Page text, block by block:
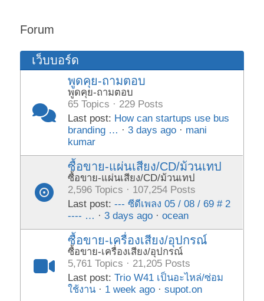
Forum
เว็บบอร์ด
พูดคุย-ถามตอบ
พูดคุย-ถามตอบ
65 Topics · 229 Posts
Last post: How can startups use bus
branding … ·3 days ago · mani
kumar
ซื้อขาย-แผ่นเสียง/CD/ม้วนเทป
ซื้อขาย-แผ่นเสียง/CD/ม้วนเทป
2,596 Topics · 107,254 Posts
Last post:--- ซีดีเพลง 05 / 08 / 69 # 2
---- … ·3 days ago ·ocean
ซื้อขาย-เครื่องเสียง/อุปกรณ์
ซื้อขาย-เครื่องเสียง/อุปกรณ์
5,761 Topics · 21,205 Posts
Last post:Trio W41 เป็นอะไหล่/ซ่อม
ใช้งาน · 1 week ago ·supot.on